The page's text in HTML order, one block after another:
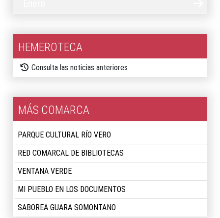
HEMEROTECA
Consulta las noticias anteriores
MÁS COMARCA
PARQUE CULTURAL RÍO VERO
RED COMARCAL DE BIBLIOTECAS
VENTANA VERDE
MI PUEBLO EN LOS DOCUMENTOS
SABOREA GUARA SOMONTANO